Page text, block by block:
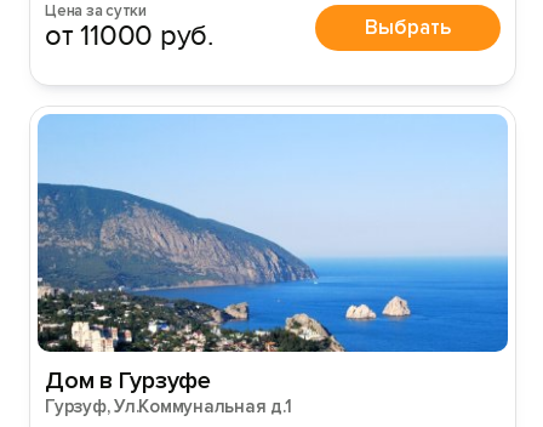
Цена за сутки
от 11000 руб. Выбрать
Дом в Гурзуфе
Гурзуф, Ул.Коммунальная д.1